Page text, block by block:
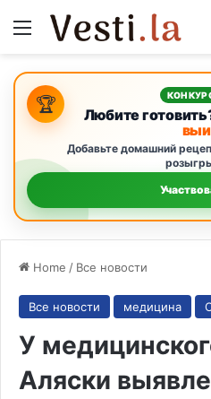
Menu
🏆 Любите
Добавьте домашний
Home / Все новости
Все новости медицина
У
Аляски